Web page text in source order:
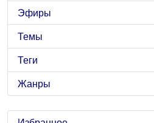
Эфиры
Темы
Теги
Жанры